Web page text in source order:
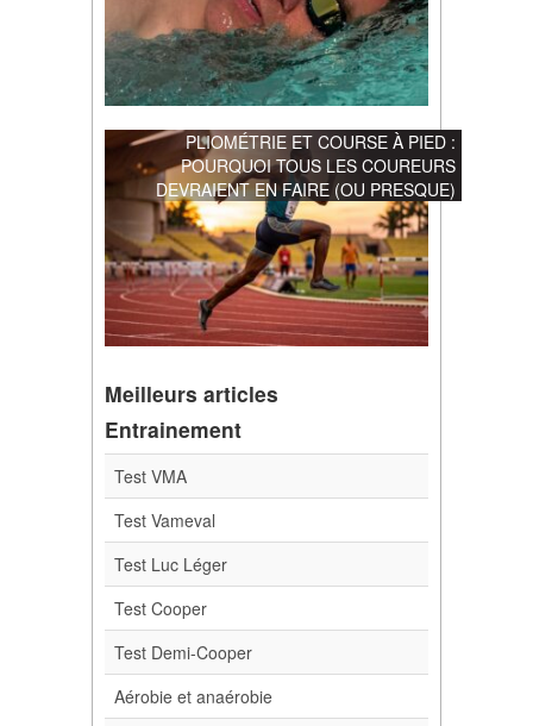
PLIOMÉTRIE ET COURSE À PIED :
POURQUOI TOUS LES COUREURS
DEVRAIENT EN FAIRE (OU PRESQUE)
Meilleurs articles
Entrainement
Test VMA
Test Vameval
Test Luc Léger
Test Cooper
Test Demi-Cooper
Aérobie et anaérobie